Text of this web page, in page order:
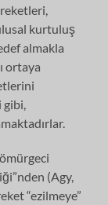
kurtuluş
almakla
ortaya
(Agy,
“ezilmeye”